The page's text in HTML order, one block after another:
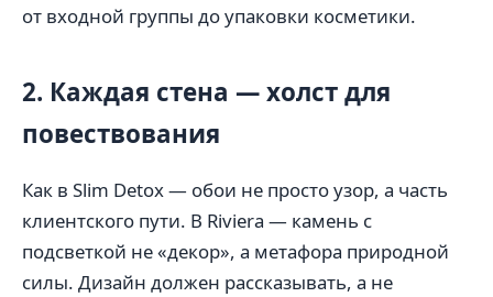
от входной группы до упаковки косметики.
2. Каждая стена — холст для
повествования
Как в Slim Detox — обои не просто узор, а часть
клиентского пути. В Riviera — камень с
подсветкой не «декор», а метафора природной
силы. Дизайн должен рассказывать, а не